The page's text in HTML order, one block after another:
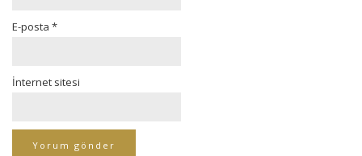
E-posta *
İnternet sitesi